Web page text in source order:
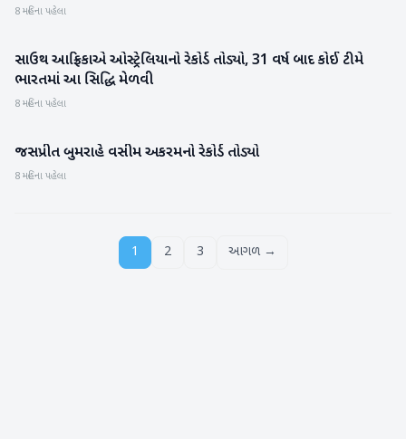
8 મહિના પહેલા
રમતગમત
સાઉથ આફ્રિકાએ ઓસ્ટ્રેલિયાનો રેકોર્ડ તોડ્યો, 31 વર્ષ બાદ કોઈ ટીમે
ભારતમાં આ સિદ્ધિ મેળવી
8 મહિના પહેલા
રમતગમત
જસપ્રીત બુમરાહે વસીમ અકરમનો રેકોર્ડ તોડ્યો
8 મહિના પહેલા
1 2 3 આગળ →